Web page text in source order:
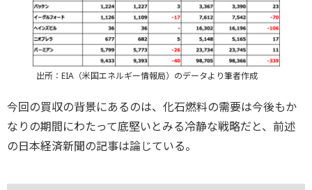
出所：EIA（米国エネルギー情報局）のデータより筆者作成
今回の買収の背景にあるのは、化石燃料の需要は今後もか
なりの期間にわたって底堅いとみる冷静な戦略だと、前述
の日本経済新聞の記事は論じている。